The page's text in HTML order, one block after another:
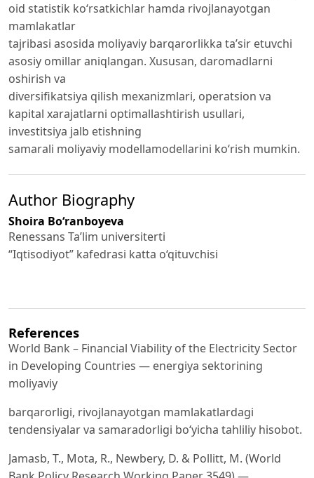
oid statistik ko‘rsatkichlar hamda rivojlanayotgan
mamlakatlar
tajribasi asosida moliyaviy barqarorlikka ta’sir etuvchi
asosiy omillar aniqlangan. Xususan, daromadlarni
oshirish va
diversifikatsiya qilish mexanizmlari, operatsion va
kapital xarajatlarni optimallashtirish usullari,
investitsiya jalb etishning
samarali moliyaviy modellamodellarini ko‘rish mumkin.
Author Biography
Shoira Bo‘ranboyeva
Renessans Ta’lim universiterti
“Iqtisodiyot” kafedrasi katta o‘qituvchisi
References
World Bank – Financial Viability of the Electricity Sector
in Developing Countries — energiya sektorining
moliyaviy
barqarorligi, rivojlanayotgan mamlakatlardagi
tendensiyalar va samaradorligi bo‘yicha tahliliy hisobot.
Jamasb, T., Mota, R., Newbery, D. & Pollitt, M. (World